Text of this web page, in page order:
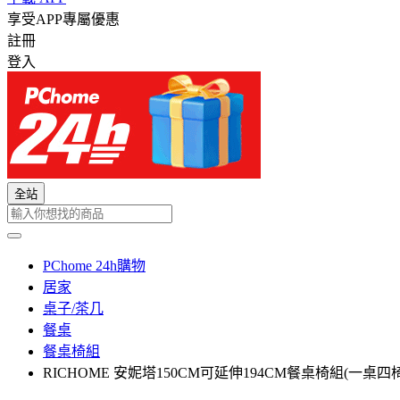
享受APP專屬優惠
註冊
登入
全站
PChome 24h購物
居家
桌子/茶几
餐桌
餐桌椅組
RICHOME 安妮塔150CM可延伸194CM餐桌椅組(一桌四